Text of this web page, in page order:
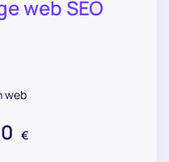
web SEO
web
€